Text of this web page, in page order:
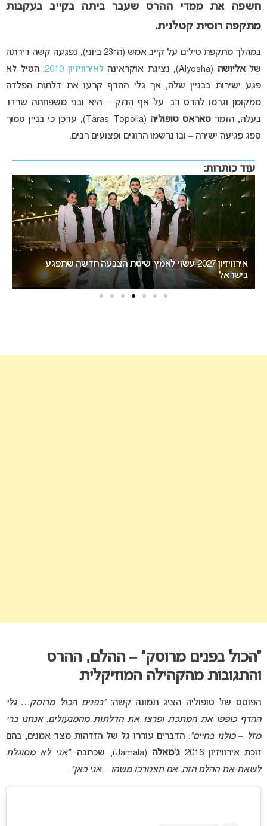
חשפה את ממדי ההרס שעבר ביתה בקייב בעקבות
מתקפה רוסית קטלנית.
במהלך מתקפת טילים על קייב אמש (ה־23 ביוני), נפגעה קשה דירתה
שלאליושה (Alyosha), נציגת אוקראינה לאירוויזיון 2010
. הטיל לא
פגע ישירות בבניין שלה, אך גלי ההדף קרעו את דלתות הפלדה
ממקומן וגרמו להרס רב. על אף הנזק – היא ובני משפחתה שרדו.
בעלה, הזמרטאראס טופוליה
(Taras Topolia), עדכן כי בניין סמוך
ספג פגיעה ישירה – ובו נרשמו הרוגים ופצועים רבים.
עוד כותרות:
“אני צריכה לשתף אתכם במשהו חשוב”: הכרזתה של זוכת
האירוויזיון מסעירה את הרשת
“הכול בפנים מרוסק” – ההלם, ההרס
והתגובות מהקהילה המוזיקלית
הפוסט של טופוליה הציג תמונה קשה: “בפנים הכול מרוסק… גלי
ההדף כופפו את המתכת ופרצו את הדלתות מהמנעולים. אנחנו ברי
מזל – כולנו בחיים”. הדברים עוררו גל של הזדהות מצד אמנים, בהם
זוכת אירוויזיון 2016
ג’מאלה (Jamala), שכתבה:
“אני לא מסוגלת
לשאת את ההלם הזה. אם תצטרכו משהו – אני כאן”.